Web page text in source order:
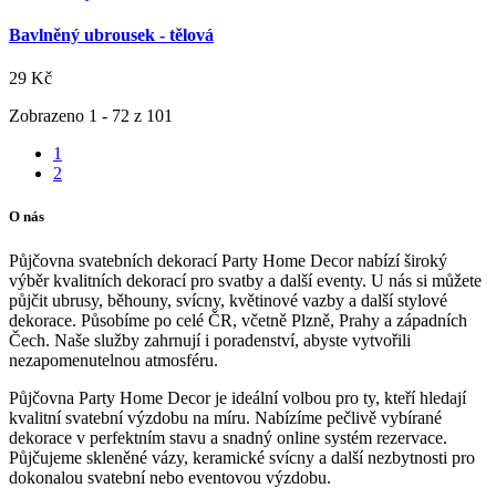
Bavlněný ubrousek - tělová
29 Kč
Zobrazeno 1 - 72 z 101
1
2
O nás
Půjčovna svatebních dekorací Party Home Decor nabízí široký
výběr kvalitních dekorací pro svatby a další eventy. U nás si můžete
půjčit ubrusy, běhouny, svícny, květinové vazby a další stylové
dekorace. Působíme po celé ČR, včetně Plzně, Prahy a západních
Čech. Naše služby zahrnují i poradenství, abyste vytvořili
nezapomenutelnou atmosféru.
Půjčovna Party Home Decor je ideální volbou pro ty, kteří hledají
kvalitní svatební výzdobu na míru. Nabízíme pečlivě vybírané
dekorace v perfektním stavu a snadný online systém rezervace.
Půjčujeme skleněné vázy, keramické svícny a další nezbytnosti pro
dokonalou svatební nebo eventovou výzdobu.